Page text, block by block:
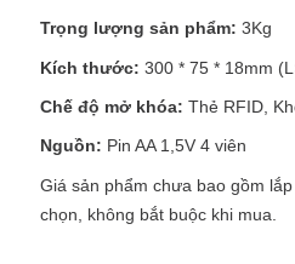
Trọng lượng sản phẩm: 3Kg
Kích thước: 300 * 75 * 18mm
Chế độ mở khóa: Thẻ RFID,
Nguồn: Pin AA 1,5V 4 viên
Giá sản phẩm chưa bao gồm
chọn, không bắt buộc khi mua.